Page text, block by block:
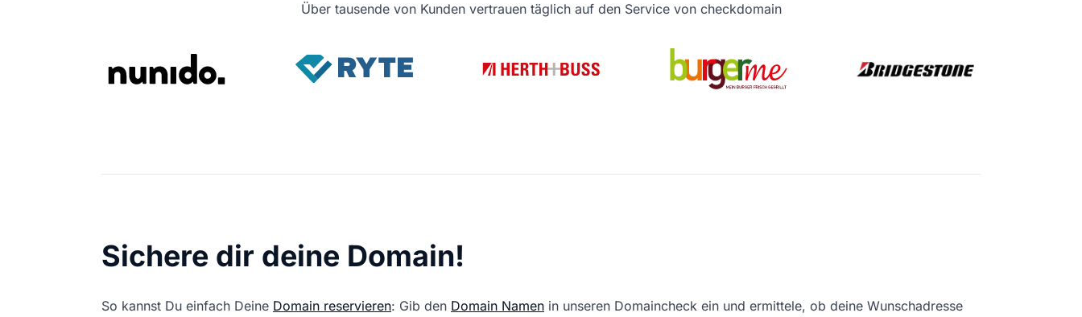
Über tausende von Kunden vertrauen täglich auf den Service von checkdomain
Sichere dir deine Domain!
So kannst Du einfach Deine Domain reservieren: Gib den Domain Namen in unseren Domaincheck ein und ermittele, ob deine Wunschadresse